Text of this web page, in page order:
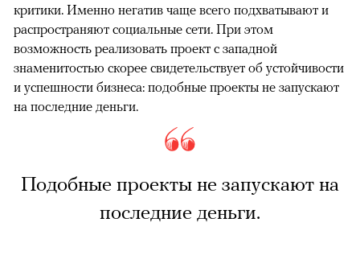
критики. Именно негатив чаще всего подхватывают и
распространяют социальные сети. При этом
возможность реализовать проект с западной
знаменитостью скорее свидетельствует об устойчивости
и успешности бизнеса: подобные проекты не запускают
на последние деньги.
Подобные проекты не запускают на
последние деньги.